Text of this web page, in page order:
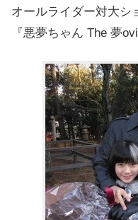
オールライダー対大シ
『悪夢ちゃん The 夢